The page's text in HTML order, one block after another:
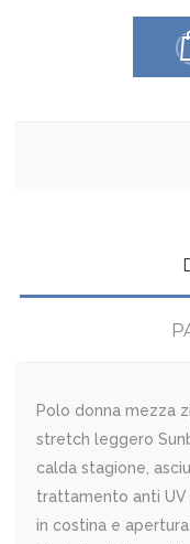
Polo donna mezza
stretch leggero
calda stagione,
trattamento anti UV
in costina e